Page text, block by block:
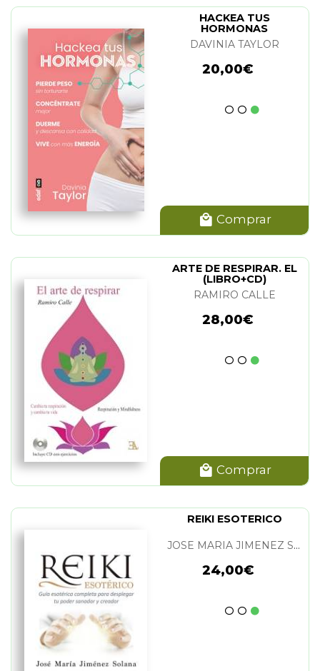
HACKEA TUS
HORMONAS
DAVINIA TAYLOR
20,00€
Comprar
ARTE DE RESPIRAR. EL
(LIBRO+CD)
RAMIRO CALLE
28,00€
Comprar
REIKI ESOTERICO
JOSE MARIA JIMENEZ SOLANA
24,00€